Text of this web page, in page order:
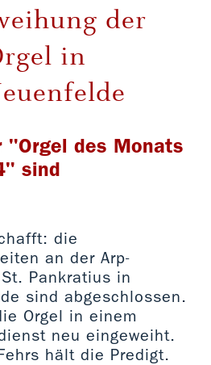
der
in
"Orgel des Monats
sind
die
an der Arp-
Pankratius in
sind abgeschlossen.
Orgel in einem
neu eingeweiht.
hält die Predigt.